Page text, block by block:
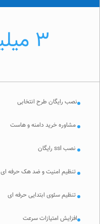
3 میلیون تومان
نصب رایگان طرح انتخابی
مشاوره خرید دامنه و هاست
نصب ssl رایگان
تنظیم امنیت و ضد هک حرفه ای
تنظیم سئوی ابتدایی حرفه ای
افزایش امتیازات سرعت